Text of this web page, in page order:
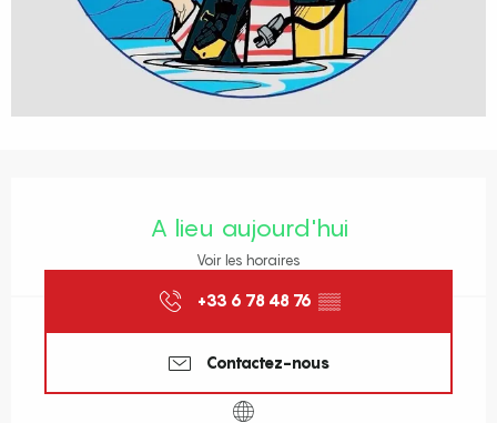
A lieu aujourd'hui
Voir les horaires
+33 6 78 48 76 ▒▒
Contactez-nous